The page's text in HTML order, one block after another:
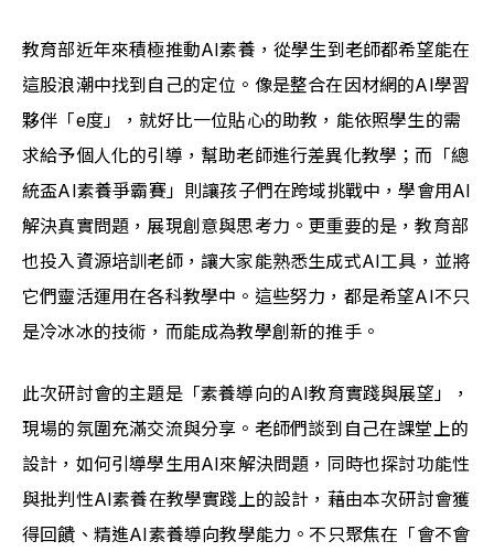
教育部近年來積極推動AI素養，從學生到老師都希望能在
這股浪潮中找到自己的定位。像是整合在因材網的AI學習
夥伴「e度」，就好比一位貼心的助教，能依照學生的需
求給予個人化的引導，幫助老師進行差異化教學；而「總
統盃AI素養爭霸賽」則讓孩子們在跨域挑戰中，學會用AI
解決真實問題，展現創意與思考力。更重要的是，教育部
也投入資源培訓老師，讓大家能熟悉生成式AI工具，並將
它們靈活運用在各科教學中。這些努力，都是希望AI不只
是冷冰冰的技術，而能成為教學創新的推手。
此次研討會的主題是「素養導向的AI教育實踐與展望」，
現場的氛圍充滿交流與分享。老師們談到自己在課堂上的
設計，如何引導學生用AI來解決問題，同時也探討功能性
與批判性AI素養在教學實踐上的設計，藉由本次研討會獲
得回饋、精進AI素養導向教學能力。不只聚焦在「會不會